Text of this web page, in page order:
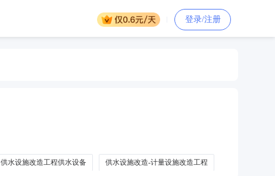
登录/注册
供水设施改造工程供水设备 供水设施改造-计量设施改造工程